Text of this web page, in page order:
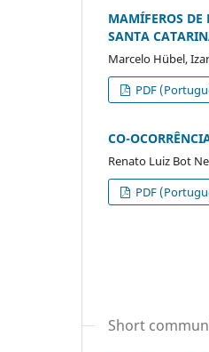
MAMÍFEROS DE
SANTA
Marcelo Hübel,
PDF
CO-
Renato Luiz Bot
PDF
Short